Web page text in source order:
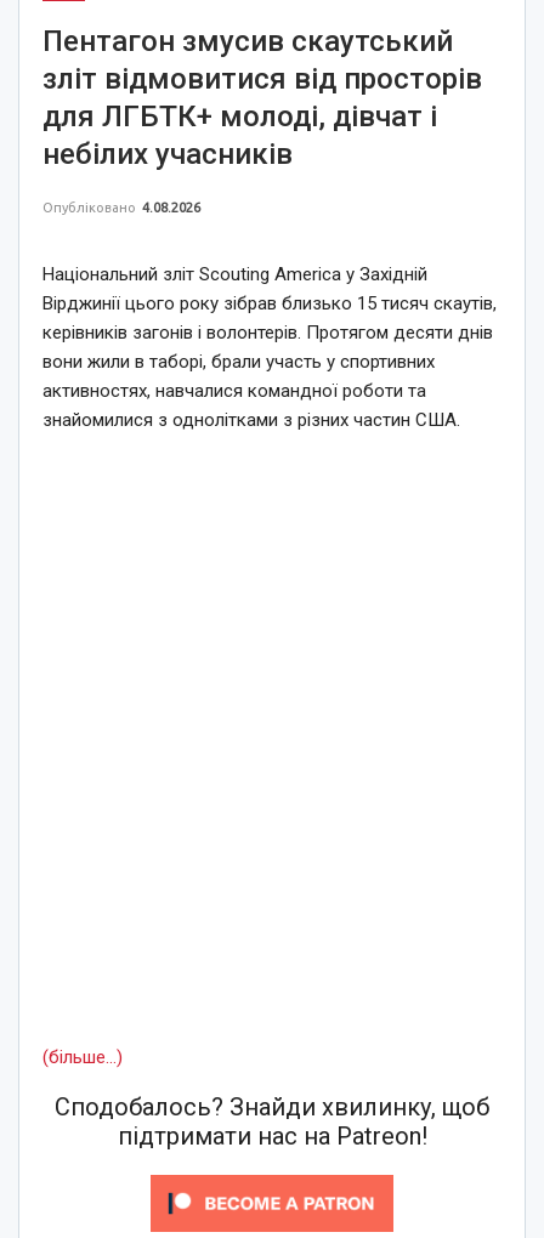
Пентагон змусив скаутський
зліт відмовитися від просторів
для ЛГБТК+ молоді, дівчат і
небілих учасників
Опубліковано 4.08.2026
Національний зліт Scouting America у Західній
Вірджинії цього року зібрав близько 15 тисяч скаутів,
керівників загонів і волонтерів. Протягом десяти днів
вони жили в таборі, брали участь у спортивних
активностях, навчалися командної роботи та
знайомилися з однолітками з різних частин США.
(більше…)
Сподобалось? Знайди хвилинку, щоб
підтримати нас на Patreon!